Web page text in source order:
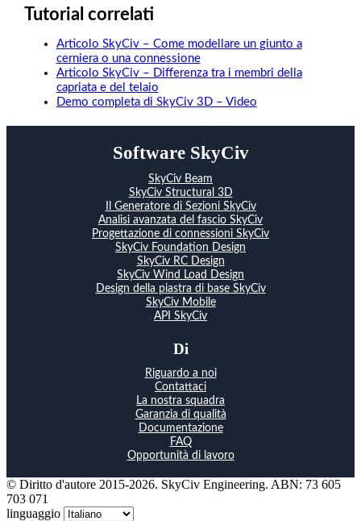
Tutorial correlati
Articolo SkyCiv – Come modellare un giunto a
cerniera o una connessione
Articolo SkyCiv – Differenza tra i membri della
capriata e del telaio
Demo completa di SkyCiv 3D – Video
Software SkyCiv
SkyCiv Beam
SkyCiv Structural 3D
Il Generatore di Sezioni SkyCiv
Analisi avanzata del fascio SkyCiv
Progettazione di connessioni SkyCiv
SkyCiv Foundation Design
SkyCiv RC Design
SkyCiv Wind Load Design
Design della piastra di base SkyCiv
SkyCiv Mobile
API SkyCiv
Di
Riguardo a noi
Contattaci
La nostra squadra
Garanzia di qualità
Documentazione
FAQ
Opportunità di lavoro
© Diritto d'autore 2015-2026. SkyCiv Engineering. ABN: 73 605
703 071
linguaggio